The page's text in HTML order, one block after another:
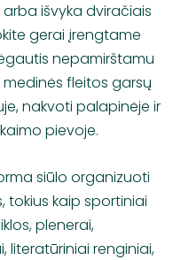
išvyka dviračiais
gerai įrengtame
nepamirštamu
fleitos garsų
nakvoti palapinėje ir
pievoje.
siūlo organizuoti
tokius kaip sportiniai
plenerai,
literatūriniai renginiai,